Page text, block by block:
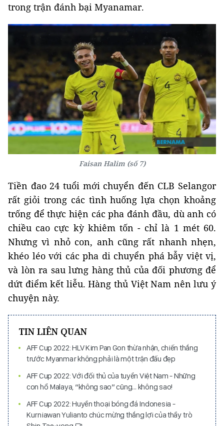
trong trận đánh bại Myanamar.
Faisan Halim (số 7)
Tiền đao 24 tuổi mới chuyển đến CLB Selangor
rất giỏi trong các tình huống lựa chọn khoảng
trống để thực hiện các pha đánh đầu, dù anh có
chiều cao cực kỳ khiêm tốn - chỉ là 1 mét 60.
Nhưng vì nhỏ con, anh cũng rất nhanh nhẹn,
khéo léo với các pha di chuyển phá bẫy việt vị,
và lòn ra sau lưng hàng thủ của đối phương để
dứt điểm kết liễu. Hàng thủ Việt Nam nên lưu ý
chuyện này.
TIN LIÊN QUAN
AFF Cup 2022: HLV Kim Pan Gon thừa nhận, chiến thắng
trước Myanmar không phải là một trận đấu đẹp
AFF Cup 2022: Với đối thủ của tuyển Việt Nam - Những
con hổ Malaya, “không sao” cũng… không sao!
AFF Cup 2022: Huyền thoại bóng đá Indonesia -
Kurniawan Yulianto chúc mừng thắng lợi của thầy trò